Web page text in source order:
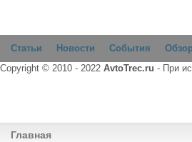
Статьи Новости События
Copyright © 2010 - 2022 AvtoTrec.ru - При
Главная